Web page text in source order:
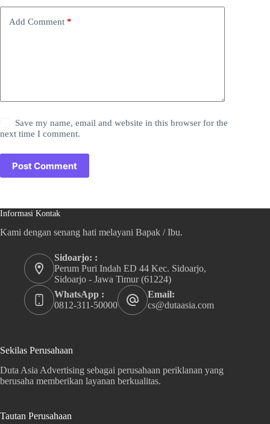
Add Comment *
Save my name, email and website in this browser for the
next time I comment.
Post Comment
Informasi Kontak
Kami dengan senang hati melayani Bapak / Ibu.
Sidoarjo: :
Perum Puri Indah ED 44 Kec. Sidoarjo,
Sidoarjo - Jawa Timur (61224)
WhatsApp :
0812-311-50000
Email:
cs@dutaasia.com
Sekilas Perusahaan
Duta Asia Advertising sebagai perusahaan periklanan yang
berusaha memberikan layanan berkualitas.
Tautan Perusahaan